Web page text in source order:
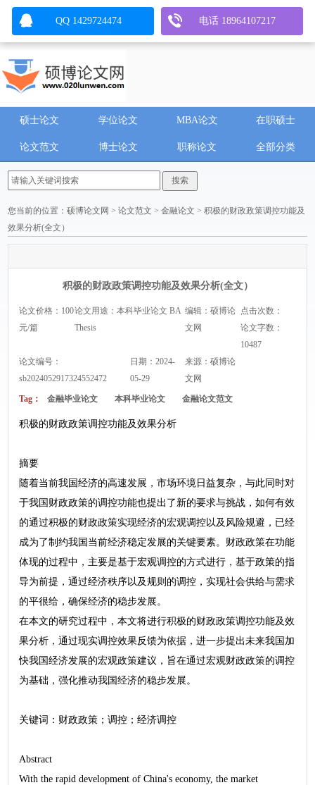
硕士论文 学位论文 MBA论文 在职硕士
论文范文 博士论文 职称论文 全部分类
您当前的位置：硕博论文网 >论文范文 >金融论文 > 积极的财政政策调控功能及
效果分析(全文）
积极的财政政策调控功能及效果分析(全文）
论文价格：100
元/篇
论文用途：本科毕业论文 BA
Thesis
编辑：硕博论
文网
点击次数：
论文字数：
10487
论文编号：
sb2024052917324552472
日期：2024-
05-29
来源：硕博论
文网
Tag： 金融毕业论文 本科毕业论文 金融论文范文
积极的财政政策调控功能及效果分析
摘要
随着当前我国经济的高速发展，市场环境日益复杂，与此同时对
于我国财政政策的调控功能也提出了新的要求与挑战，如何有效
的通过积极的财政政策实现经济的宏观调控以及风险规避，已经
成为了制约我国当前经济稳定发展的关键要素。财政政策在功能
体现的过程中，主要是基于宏观调控的方式进行，基于政策的指
导为前提，通过经济秩序以及规则的调控，实现社会供给与需求
的平很给，确保经济的稳步发展。
在本文的研究过程中，本文将进行积极的财政政策调控功能及效
果分析，通过现实调控效果反馈为依据，进一步提出未来我国加
快我国经济发展的宏观政策建议，旨在通过宏观财政政策的调控
为基础，强化推动我国经济的稳步发展。
关键词：财政政策；调控；经济调控
Abstract
With the rapid development of China's economy, the market
QQ 1429724474 电话 18964107217